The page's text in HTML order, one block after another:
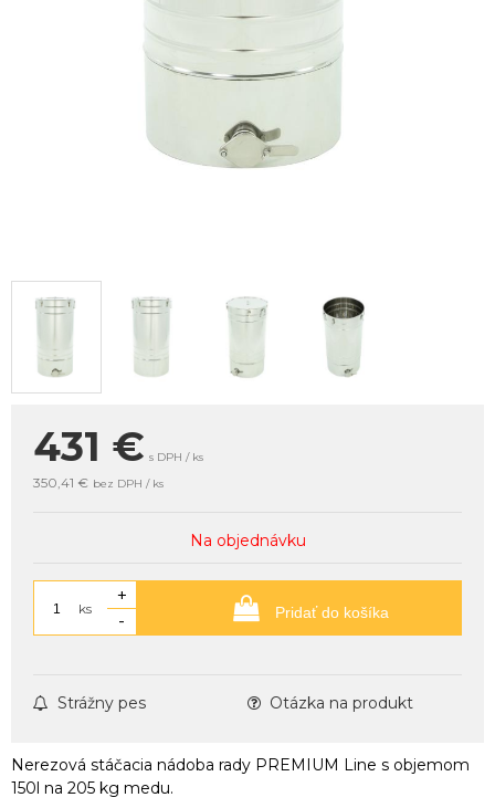
431 € s DPH / ks
350,41 € bez DPH / ks
Na objednávku
ks
+
-
Pridať do košíka
Strážny pes Otázka na produkt
Nerezová stáčacia nádoba rady PREMIUM Line s objemom
150l na 205 kg medu.